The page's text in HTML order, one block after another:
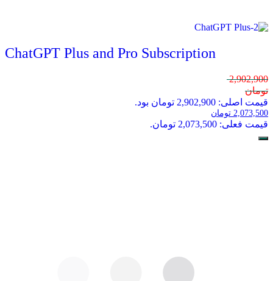
ChatGPT Plus and Pro Subscription
2,902,900
تومان
قیمت اصلی: 2,902,900 تومان بود.
2,073,500 تومان
قیمت فعلی: 2,073,500 تومان.